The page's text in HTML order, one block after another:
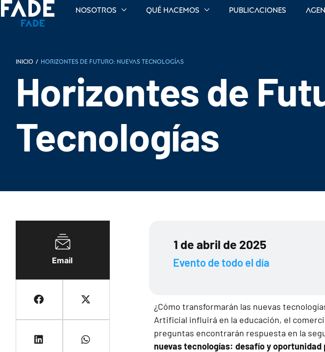
Nosotros Qué hacemos Publicaciones
INICIO / Horizontes de Futuro: Nuevas Tecnologías
Horizontes de
Tecnologías
Email
1 de abril de 2025
Evento de todo el día
¿Cómo transformarán las nuevas
Artificial influirá en la educación, el
preguntas encontrarán respuesta en la
nuevas tecnologías: desafío y oportunidad